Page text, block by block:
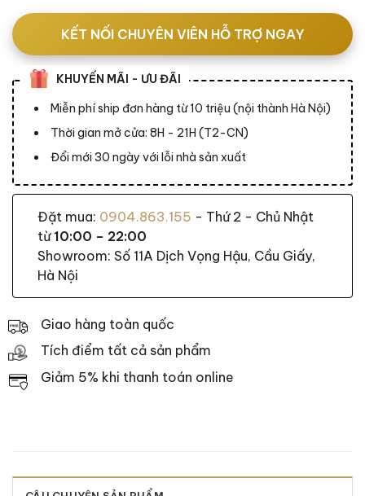
KẾT NỐI CHUYÊN VIÊN HỖ TRỢ NGAY
KHUYẾN MÃI - ƯU ĐÃI
Miễn phí ship đơn hàng từ 10 triệu (nội thành Hà Nội)
Thời gian mở cửa: 8H - 21H (T2-CN)
Đổi mới 30 ngày với lỗi nhà sản xuất
Đặt mua: 0904.863.155 - Thứ 2 - Chủ Nhật
từ10:00 – 22:00
Showroom: Số 11A Dịch Vọng Hậu, Cầu Giấy,
Hà Nội
Giao hàng toàn quốc
Tích điểm tất cả sản phẩm
Giảm 5% khi thanh toán online